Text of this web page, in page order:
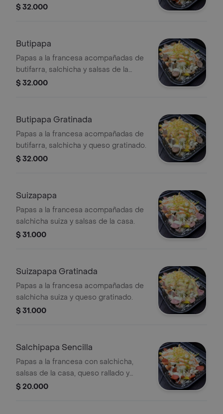
$ 32.000
Butipapa
Papas a la francesa acompañadas de
butifarra, salchicha y salsas de la
casa.
$ 32.000
Butipapa Gratinada
Papas a la francesa acompañadas de
butifarra, salchicha y queso gratinado.
$ 32.000
Suizapapa
Papas a la francesa acompañadas de
salchicha suiza y salsas de la casa.
$ 31.000
Suizapapa Gratinada
Papas a la francesa acompañadas de
salchicha suiza y queso gratinado.
$ 31.000
Salchipapa Sencilla
Papas a la francesa con salchicha,
salsas de la casa, queso rallado y
papas fritas trituradas.
$ 20.000